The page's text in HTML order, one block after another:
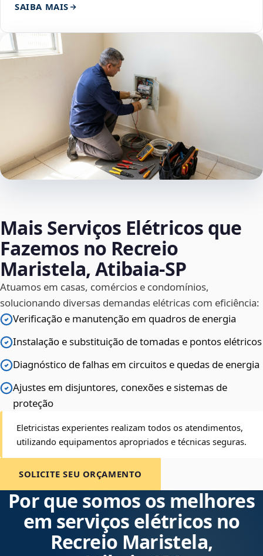
SAIBA MAIS
Mais Serviços Elétricos que
Fazemos no Recreio
Maristela, Atibaia‑SP
Atuamos em casas, comércios e condomínios,
solucionando diversas demandas elétricas com eficiência:
Verificação e manutenção em quadros de energia
Instalação e substituição de tomadas e pontos elétricos
Diagnóstico de falhas em circuitos e quedas de energia
Ajustes em disjuntores, conexões e sistemas de
proteção
Eletricistas experientes realizam todos os atendimentos,
utilizando equipamentos apropriados e técnicas seguras.
SOLICITE SEU ORÇAMENTO
Por que somos os melhores
em serviços elétricos no
Recreio Maristela,